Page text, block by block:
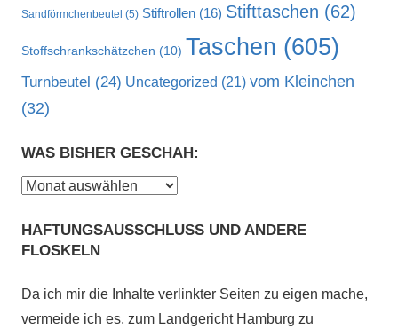
Sandförmchenbeutel (5) Stiftrollen (16) Stifttaschen (62)
Stoffschrankschätzchen (10) Taschen (605)
Turnbeutel (24) Uncategorized (21) vom Kleinchen
(32)
WAS BISHER GESCHAH:
Was
geschah:
HAFTUNGSAUSSCHLUSS UND ANDERE
FLOSKELN
Da ich mir die Inhalte verlinkter Seiten zu eigen mache,
vermeide ich es, zum Landgericht Hamburg zu